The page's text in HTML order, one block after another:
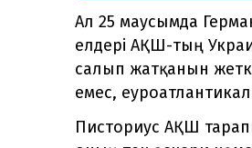
Ал 25 маусымда
елдері АҚШ-тың
салып жатқанын
емес,
Писториус АҚШ